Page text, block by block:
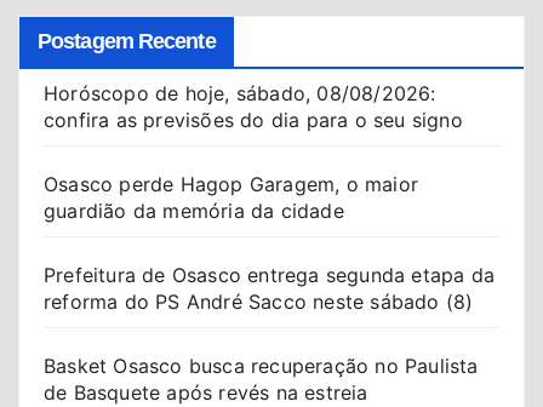
Postagem Recente
Horóscopo de hoje, sábado, 08/08/2026:
confira as previsões do dia para o seu signo
Osasco perde Hagop Garagem, o maior
guardião da memória da cidade
Prefeitura de Osasco entrega segunda etapa da
reforma do PS André Sacco neste sábado (8)
Basket Osasco busca recuperação no Paulista
de Basquete após revés na estreia